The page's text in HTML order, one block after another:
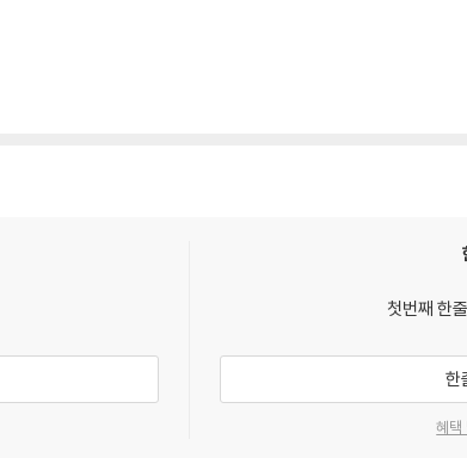
첫번째 한
한
혜택